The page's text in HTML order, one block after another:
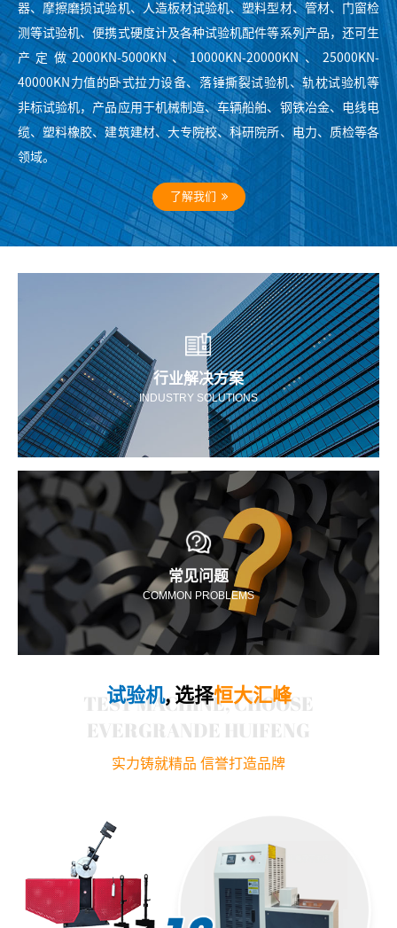
器、摩擦磨损试验机、人造板材试验机、塑料型材、管材、门窗检
测等试验机、便携式硬度计及各种试验机配件等系列产品，还可生
产定做2000KN-5000KN、10000KN-20000KN、25000KN-
40000KN力值的卧式拉力设备、落锤撕裂试验机、轨枕试验机等
非标试验机，产品应用于机械制造、车辆船舶、钢铁冶金、电线电
缆、塑料橡胶、建筑建材、大专院校、科研院所、电力、质检等各
领域。
了解我们
行业解决方案
INDUSTRY SOLUTIONS
常见问题
COMMON PROBLEMS
试验机, 选择恒大汇峰
TEST MACHINE, CHOOSE
EVERGRANDE HUIFENG
实力铸就精品 信誉打造品牌